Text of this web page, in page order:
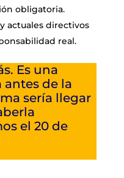
obligatoria.
actuales directivos
real.
Es una
de la
sería llegar
el 20 de